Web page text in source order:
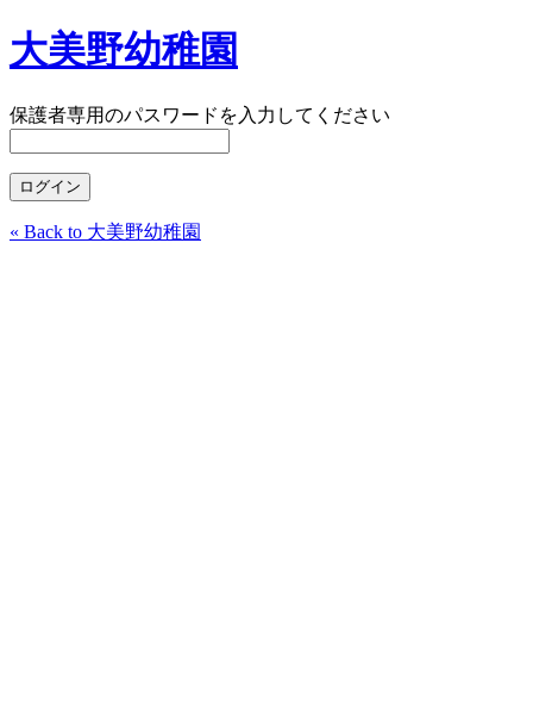
大美野幼稚園
保護者専用のパスワードを入力してください
« Back to 大美野幼稚園